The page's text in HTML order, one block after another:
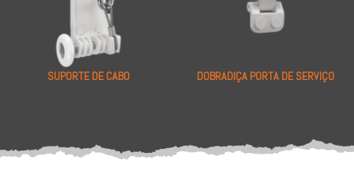
SUPORTE DE CABO DOBRADIÇA PORTA DE SERVIÇO